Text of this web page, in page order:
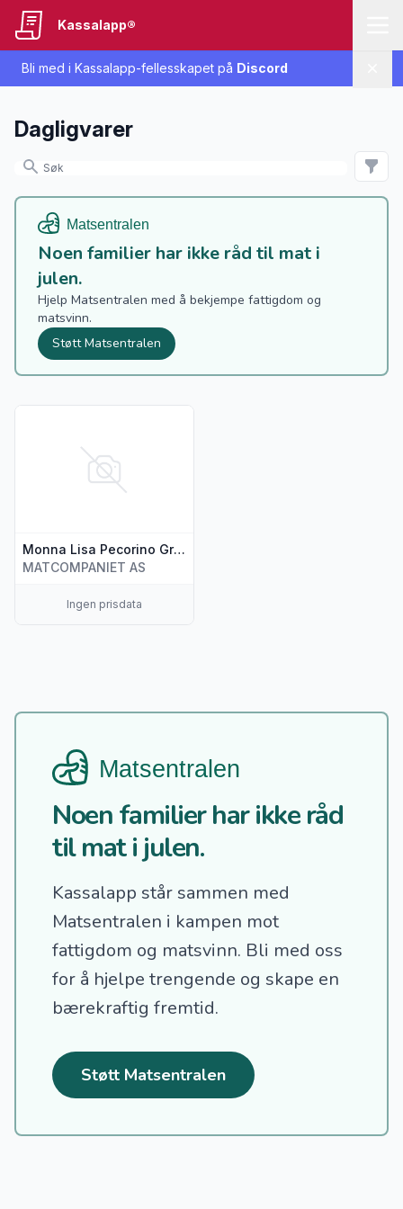
Bli med i Kassalapp-fellesskapet på Discord
Kassalapp®
Dagligvarer
Noen familier har ikke råd til mat i
julen.
Hjelp Matsentralen med å bekjempe fattigdom og
matsvinn.
Støtt Matsentralen
Monna Lisa Pecorino Grotta med Høy
MATCOMPANIET AS
Ingen prisdata
Noen familier har ikke råd
til mat i julen.
Kassalapp står sammen med
Matsentralen i kampen mot
fattigdom og matsvinn. Bli med oss
for å hjelpe trengende og skape en
bærekraftig fremtid.
Støtt Matsentralen